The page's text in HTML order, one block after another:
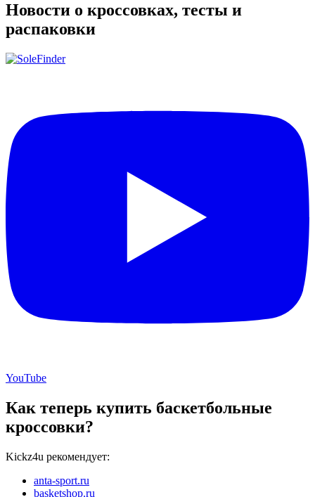
Новости о кроссовках, тесты и
распаковки
YouTube
Как теперь купить баскетбольные
кроссовки?
Kickz4u рекомендует:
anta-sport.ru
basketshop.ru